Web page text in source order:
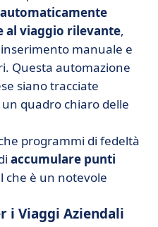
automaticamente
al viaggio rilevante,
manuale e
Questa automazione
siano tracciate
quadro chiaro delle
programmi di fedeltà
accumulare punti
che è un notevole
i Viaggi Aziendali